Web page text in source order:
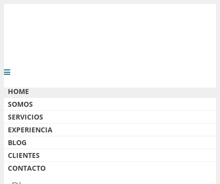
HOME
SOMOS
SERVICIOS
EXPERIENCIA
BLOG
CLIENTES
CONTACTO